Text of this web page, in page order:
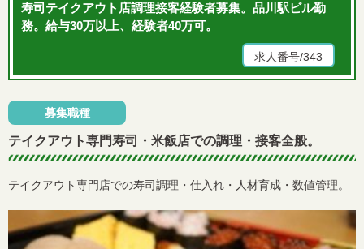
寿司テイクアウト店調理接客経験者募集。品川駅ビル勤
務。給与30万以上、経験者40万可。
求人番号/343
募集職種
テイクアウト専門寿司・米飯店での調理・接客全般。
テイクアウト専門店での寿司調理・仕入れ・人材育成・数値管理。